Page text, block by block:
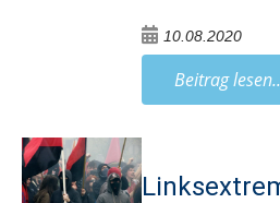
10.08.2020
Beitrag